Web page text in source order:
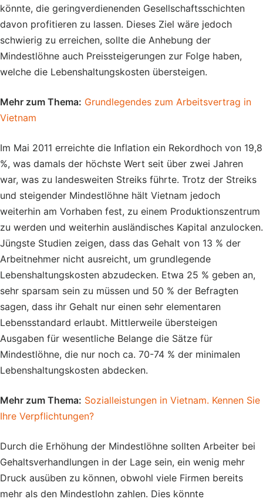
könnte, die geringverdienenden Gesellschaftsschichten
davon profitieren zu lassen. Dieses Ziel wäre jedoch
schwierig zu erreichen, sollte die Anhebung der
Mindestlöhne auch Preissteigerungen zur Folge haben,
welche die Lebenshaltungskosten übersteigen.
Mehr zum Thema: Grundlegendes zum Arbeitsvertrag in
Vietnam
Im Mai 2011 erreichte die Inflation ein Rekordhoch von 19,8
%, was damals der höchste Wert seit über zwei Jahren
war, was zu landesweiten Streiks führte. Trotz der Streiks
und steigender Mindestlöhne hält Vietnam jedoch
weiterhin am Vorhaben fest, zu einem Produktionszentrum
zu werden und weiterhin ausländisches Kapital anzulocken.
Jüngste Studien zeigen, dass das Gehalt von 13 % der
Arbeitnehmer nicht ausreicht, um grundlegende
Lebenshaltungskosten abzudecken. Etwa 25 % geben an,
sehr sparsam sein zu müssen und 50 % der Befragten
sagen, dass ihr Gehalt nur einen sehr elementaren
Lebensstandard erlaubt. Mittlerweile übersteigen
Ausgaben für wesentliche Belange die Sätze für
Mindestlöhne, die nur noch ca. 70-74 % der minimalen
Lebenshaltungskosten abdecken.
Mehr zum Thema: Sozialleistungen in Vietnam. Kennen Sie
Ihre Verpflichtungen?
Durch die Erhöhung der Mindestlöhne sollten Arbeiter bei
Gehaltsverhandlungen in der Lage sein, ein wenig mehr
Druck ausüben zu können, obwohl viele Firmen bereits
mehr als den Mindestlohn zahlen. Dies könnte